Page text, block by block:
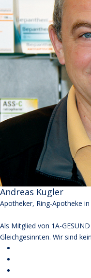
Andreas Kugler
Apotheker, Ring-Apotheke
Als Mitglied von 1A-
Gleichgesinnten. Wir sind